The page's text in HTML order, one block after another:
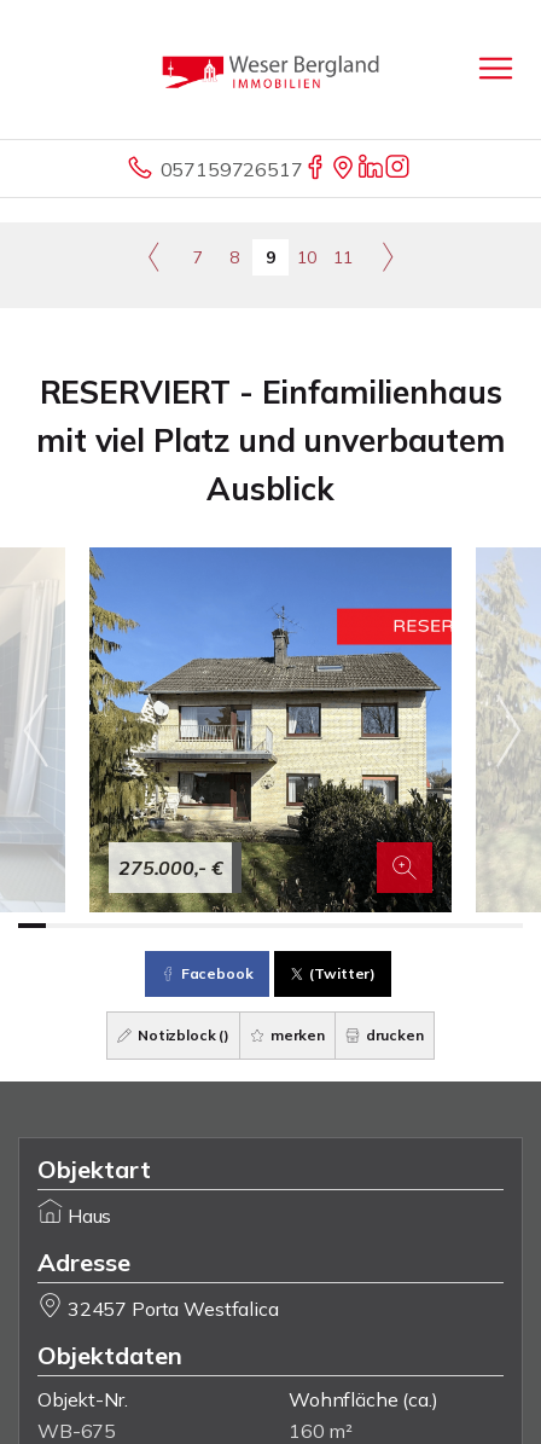
057159726517
7 8 9 10 11
RESERVIERT - Einfamilienhaus
mit viel Platz und unverbautem
Ausblick
275.000,- €
Facebook (Twitter)
Notizblock () merken drucken
Objektart
Haus
Adresse
32457 Porta Westfalica
Objektdaten
Objekt-Nr.
WB-675
Wohnfläche (ca.)
160 m²